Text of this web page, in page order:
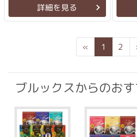
詳細を見る
« Previous
1 2
ブルックスからのお